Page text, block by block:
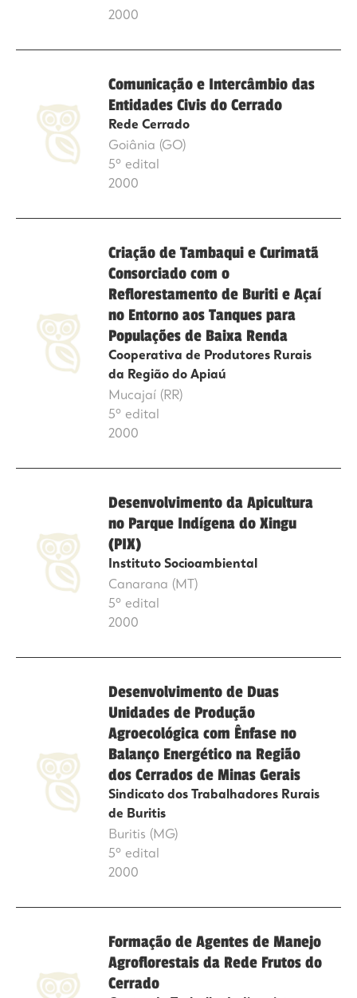
2000
Comunicação e Intercâmbio das
Entidades Civis do Cerrado
Rede Cerrado
Goiânia (GO)
5º edital
2000
Criação de Tambaqui e Curimatã
Consorciado com o
Reflorestamento de Buriti e Açaí
no Entorno aos Tanques para
Populações de Baixa Renda
Cooperativa de Produtores Rurais
da Região do Apiaú
Mucajaí (RR)
5º edital
2000
Desenvolvimento da Apicultura
no Parque Indígena do Xingu
(PIX)
Instituto Socioambiental
Canarana (MT)
5º edital
2000
Desenvolvimento de Duas
Unidades de Produção
Agroecológica com Ênfase no
Balanço Energético na Região
dos Cerrados de Minas Gerais
Sindicato dos Trabalhadores Rurais
de Buritis
Buritis (MG)
5º edital
2000
Formação de Agentes de Manejo
Agroflorestais da Rede Frutos do
Cerrado